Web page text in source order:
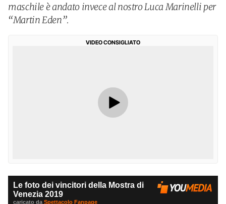
maschile è andato invece al nostro Luca Marinelli per
“Martin Eden”.
VIDEO CONSIGLIATO